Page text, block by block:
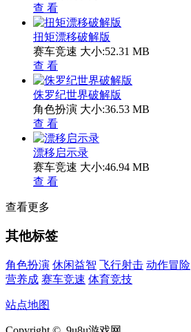
查 看
扭矩漂移破解版
赛车竞速 大小:52.31 MB
查 看
侏罗纪世界破解版
角色扮演 大小:36.53 MB
查 看
漂移启示录
赛车竞速 大小:46.94 MB
查 看
查看更多
其他标签
角色扮演 休闲益智 飞行射击 动作冒险
营养成 赛车竞速 体育竞技
站点地图